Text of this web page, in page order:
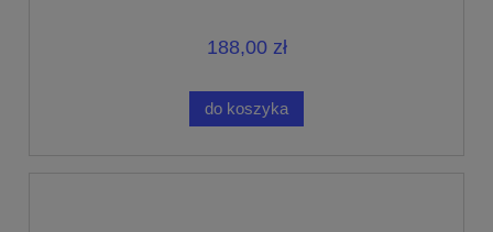
188,00 zł
do koszyka